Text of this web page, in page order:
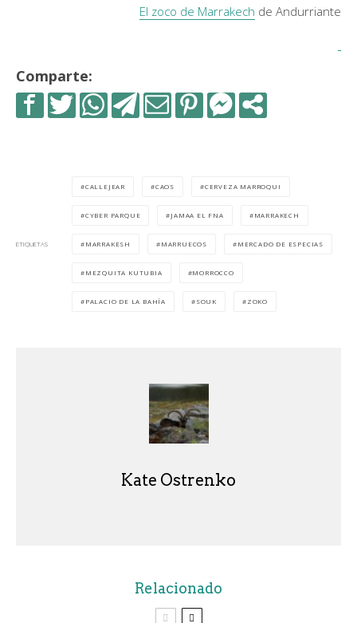
El zoco de Marrakech de Andurriante
Comparte:
ETIQUETAS
CALLEJEAR CAOS CERVEZA MARROQUI
CYBER PARQUE JAMAA EL FNA MARRAKECH
MARRAKESH MARRUECOS MERCADO DE ESPECIAS
MEZQUITA KUTUBIA MORROCCO
PALACIO DE LA BAHÍA SOUK ZOKO
Kate Ostrenko
Relacionado